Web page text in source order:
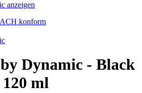
anzeigen
konform
Dynamic - Black
ml